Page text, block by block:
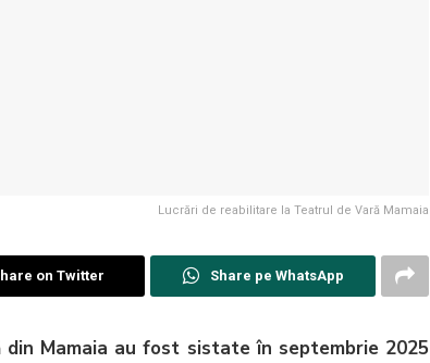
Lucrări de reabilitare la Teatrul de Vară Mamaia
on Twitter Share pe WhatsApp
Mamaia au fost sistate în septembrie 2025